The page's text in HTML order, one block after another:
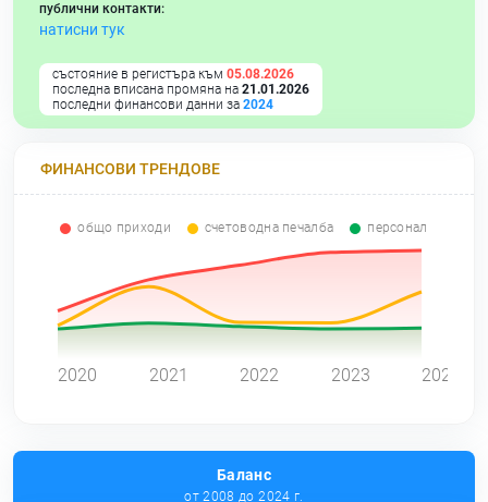
публични контакти:
натисни тук
състояние в регистъра към 05.08.2026
последна вписана промяна на 21.01.2026
последни финансови данни за 2024
ФИНАНСОВИ ТРЕНДОВЕ
общо приходи счетоводна печалба персонал
2020 2021 2022 2023 2024
Баланс
от 2008 до 2024 г.